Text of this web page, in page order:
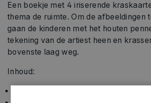
Een boekje met 4 iriserende
thema de ruimte. Om de afbeeldingen
gaan de kinderen met het houten
tekening van de artiest heen en
bovenste laag weg.
Inhoud: